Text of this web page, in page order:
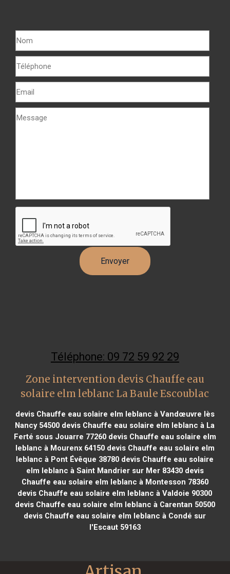
Téléphone: 09 72 59 92 29
Zone intervention devis Chauffe eau
solaire elm leblanc La Baule Escoublac
devis Chauffe eau solaire elm leblanc à Vandœuvre lès
Nancy 54500 devis Chauffe eau solaire elm leblanc à La
Ferté sous Jouarre 77260devis Chauffe eau solaire elm
leblanc à Mourenx 64150devis Chauffe eau solaire elm
leblanc à Pont Évêque 38780 devis Chauffe eau solaire
elm leblanc à Saint Mandrier sur Mer 83430devis
Chauffe eau solaire elm leblanc à Montesson 78360
devis Chauffe eau solaire elm leblanc à Valdoie 90300
devis Chauffe eau solaire elm leblanc à Carentan 50500
devis Chauffe eau solaire elm leblanc à Condé sur
l'Escaut 59163